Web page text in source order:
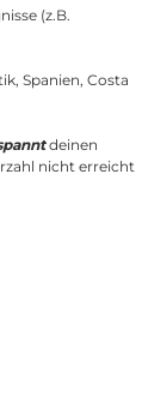
(z.B.
Spanien, Costa
deinen
nicht erreicht